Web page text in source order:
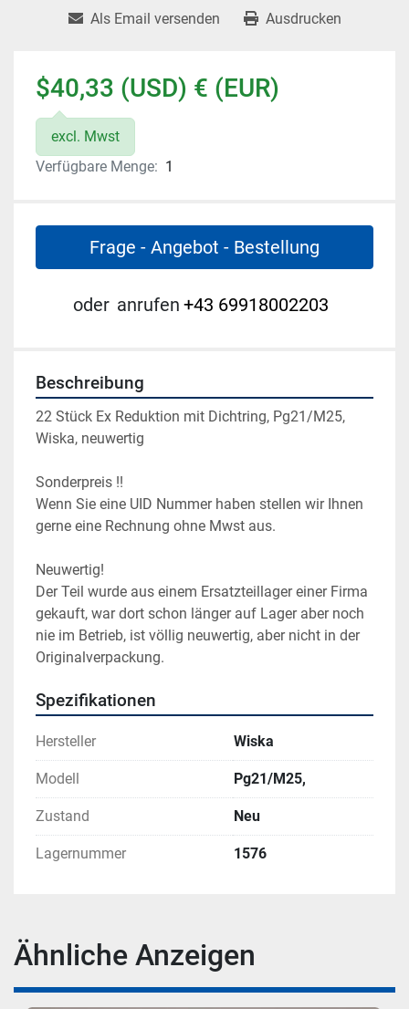
Als Email versenden Ausdrucken
$40,33 (USD) € (EUR)
excl. Mwst
Verfügbare Menge: 1
Frage - Angebot - Bestellung
oder anrufen +43 69918002203
Beschreibung
22 Stück Ex Reduktion mit Dichtring, Pg21/M25,
Wiska, neuwertig
Sonderpreis !!
Wenn Sie eine UID Nummer haben stellen wir Ihnen
gerne eine Rechnung ohne Mwst aus.
Neuwertig!
Der Teil wurde aus einem Ersatzteillager einer Firma
gekauft, war dort schon länger auf Lager aber noch
nie im Betrieb, ist völlig neuwertig, aber nicht in der
Originalverpackung.
Spezifikationen
Hersteller Wiska
Modell Pg21/M25,
Zustand Neu
Lagernummer 1576
Ähnliche Anzeigen